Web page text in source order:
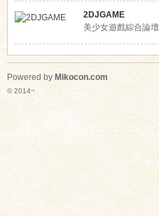
2DJGAME
美少女遊戲綜合論壇
Powered by Mikocon.com
© 2014~